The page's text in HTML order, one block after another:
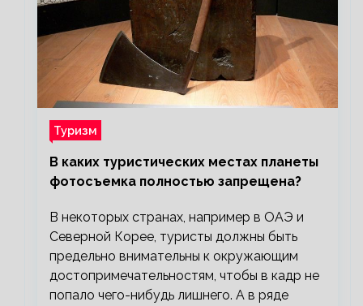
Туризм
В каких туристических местах планеты
фотосъемка полностью запрещена?
В некоторых странах, например в ОАЭ и
Северной Корее, туристы должны быть
предельно внимательны к окружающим
достопримечательностям, чтобы в кадр не
попало чего-нибудь лишнего. А в ряде